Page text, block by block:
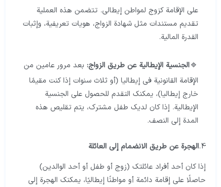
على الإقامة كزوج لمواطن إيطالي. تتضمن هذه العملية
تقديم مستندات مثل شهادة الزواج، هويات تعريفية، وإثبات
القدرة المالية.
الجنسية الإيطالية عن طريق الزواج: بعد مرور عامين من
الإقامة القانونية في إيطاليا (أو ثلاث سنوات إذا كنت مقيمًا
خارج إيطاليا)، يمكنك التقدم للحصول على الجنسية
الإيطالية. إذا كان لديك طفل مشترك، يتم تقليص هذه
المدة إلى النصف.
4. الهجرة عن طريق الانضمام إلى العائلة
إذا كان أحد أفراد عائلتك (زوج أو طفل أو أحد الوالدين)
حاصلًا على إقامة دائمة أو مواطنًا إيطاليًا، يمكنك الهجرة إلى